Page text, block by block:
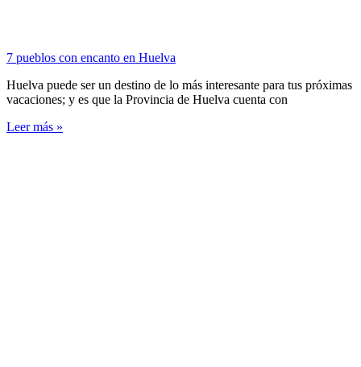
7 pueblos con encanto en Huelva
Huelva puede ser un destino de lo más interesante para tus próximas
vacaciones; y es que la Provincia de Huelva cuenta con
Leer más »